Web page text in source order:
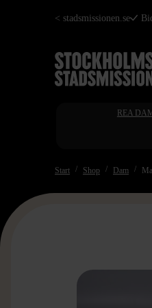
Hoppa< stadsmissionen.se
REA DAM
Start Shop Dam